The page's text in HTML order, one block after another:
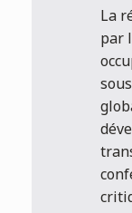
La
par